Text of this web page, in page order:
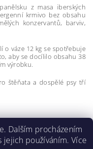
z masa iberských
krmivo bez obsahu
konzervantů, barviv,
o váze 12 kg se spotřebuje
aby se docílilo obsahu 38
výrobku.
štěňata a dospělé psy tří
Dalším procházením
používáním. Více